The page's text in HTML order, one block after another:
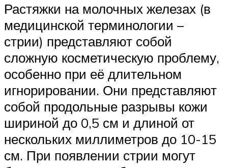
Растяжки на молочных железах (в
медицинской терминологии –
стрии) представляют собой
сложную косметическую проблему,
особенно при её длительном
игнорировании. Они представляют
собой продольные разрывы кожи
шириной до 0,5 см и длиной от
нескольких миллиметров до 10-15
см. При появлении стрии могут